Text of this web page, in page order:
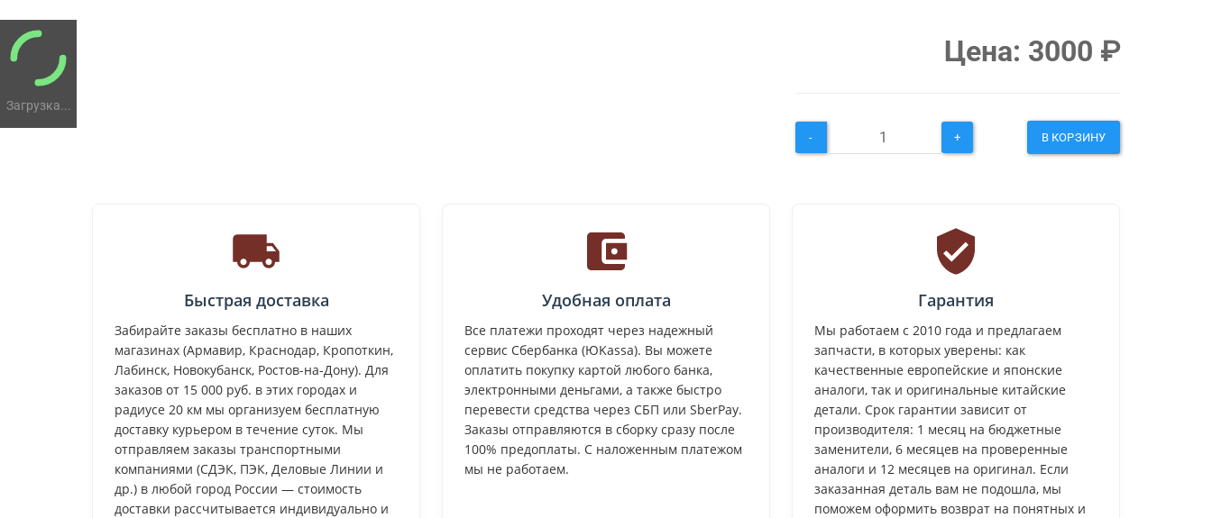
Загрузка...
Цена: 3000 ₽
- + В КОРЗИНУ
Быстрая доставка
Забирайте заказы бесплатно в наших
магазинах (Армавир, Краснодар, Кропоткин,
Лабинск, Новокубанск, Ростов-на-Дону). Для
заказов от 15 000 руб. в этих городах и
радиусе 20 км мы организуем бесплатную
доставку курьером в течение суток. Мы
отправляем заказы транспортными
компаниями (СДЭК, ПЭК, Деловые Линии и
др.) в любой город России — стоимость
доставки рассчитывается индивидуально и
Удобная оплата
Все платежи проходят через надежный
сервис Сбербанка (ЮKassa). Вы можете
оплатить покупку картой любого банка,
электронными деньгами, а также быстро
перевести средства через СБП или SberPay.
Заказы отправляются в сборку сразу после
100% предоплаты. С наложенным платежом
мы не работаем.
Гарантия
Мы работаем с 2010 года и предлагаем
запчасти, в которых уверены: как
качественные европейские и японские
аналоги, так и оригинальные китайские
детали. Срок гарантии зависит от
производителя: 1 месяц на бюджетные
заменители, 6 месяцев на проверенные
аналоги и 12 месяцев на оригинал. Если
заказанная деталь вам не подошла, мы
поможем оформить возврат на понятных и